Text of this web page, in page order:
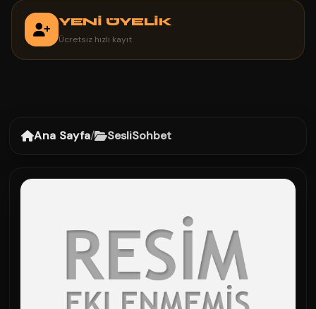
YENİ ÜYELİK
Ücretsiz hızlı kayıt
Ana Sayfa/ SesliSohbet